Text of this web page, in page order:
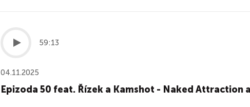
59:13
04.11.2025
Epizoda 50 feat. Řízek a Kamshot - Naked Attraction